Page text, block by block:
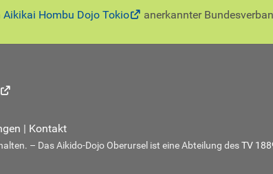
Aikikai Hombu Dojo Tokio anerkannter
| Kontakt
– Das Aikido-Dojo Oberursel ist eine Abteilung desTV